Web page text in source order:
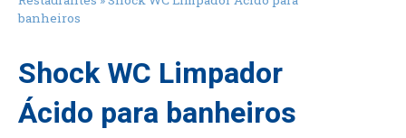
banheiros
Shock WC Limpador
Ácido para banheiros